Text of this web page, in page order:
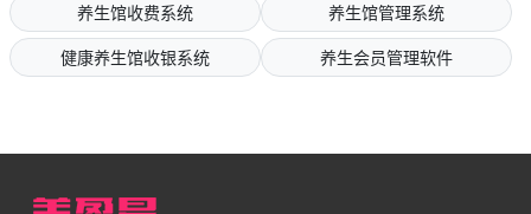
养生馆收费系统
养生馆管理系统
健康养生馆收银系统
养生会员管理软件